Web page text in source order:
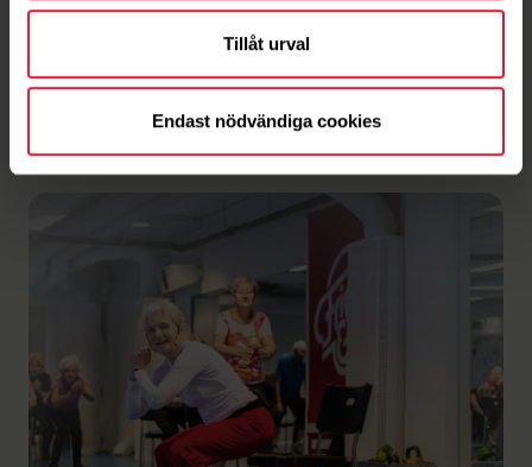
Tillåt urval
Endast nödvändiga cookies
Häng med i Knatteklubben i
30 maj 2026